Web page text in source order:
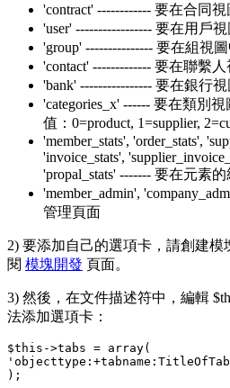
'contract' ------------ 要在合同
'user' ----------------- 要在用戶
'group' --------------- 要在組視
'contact' ------------- 要在聯繫
'bank' ---------------- 要在銀行
'categories_x' ------ 要在類別
值：0=product, 1=supplier,
'member_stats', 'order_stats',
'invoice_stats',
'propal_stats' ------- 要在元素
'member_admin',
管理頁面
2) 要添加自己的選項卡，請創建
閱 模塊開發 頁面。
3) 然後，在文件描述符中，編輯
法添加選項卡：
$this ->tabs = array(
);